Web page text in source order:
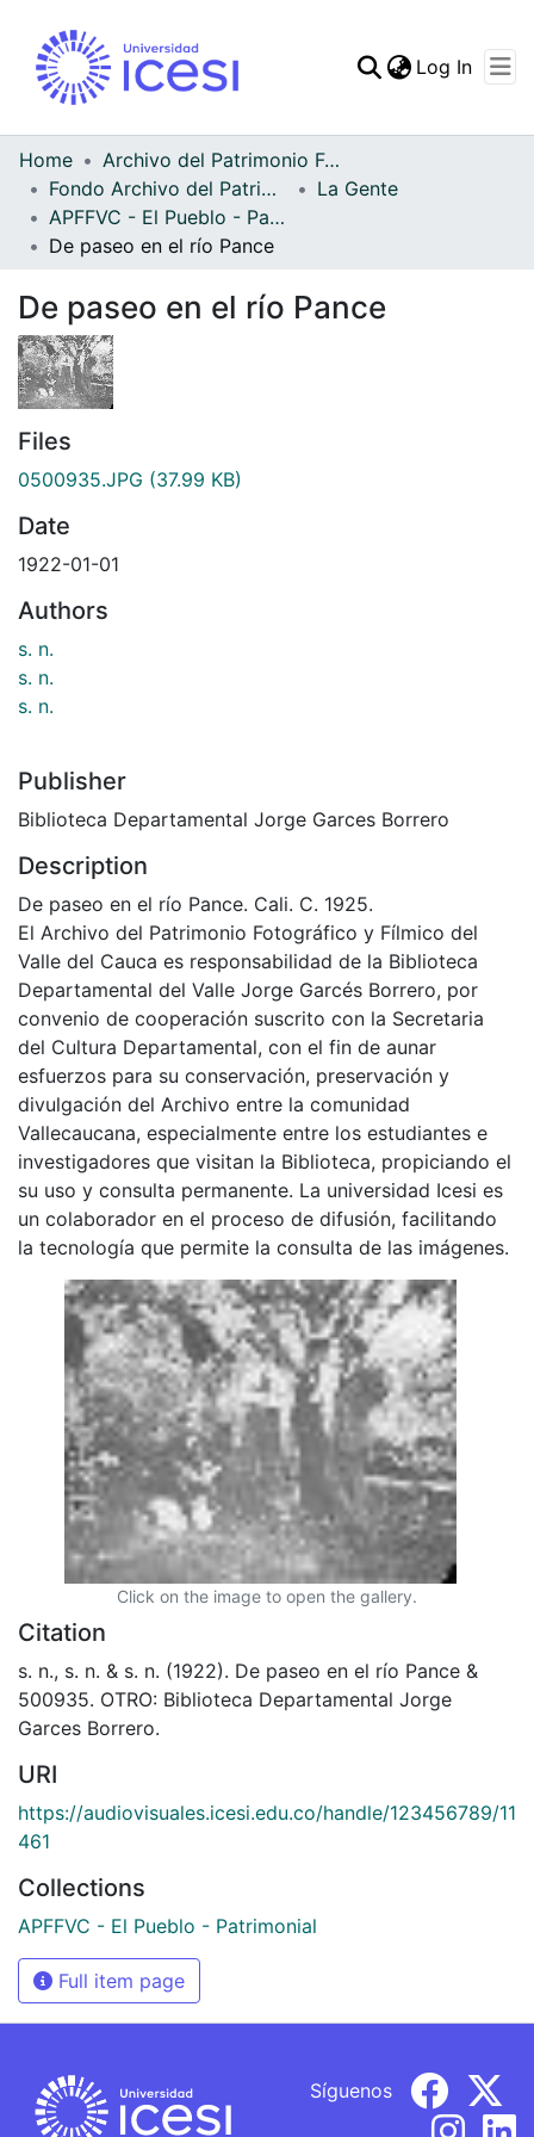
Statistics
Log In
Home
Archivo del Patrimonio Fotográfico y Fílmico del Valle del Cauca
Fondo Archivo del Patrimonio Fotográfico y Fílmico del Valle del Cauca
La Gente
APFFVC - El Pueblo - Patrimonial
De paseo en el río Pance
De paseo en el río Pance
Files
0500935.JPG (37.99 KB)
Date
1922-01-01
Authors
s. n.
s. n.
s. n.
Publisher
Biblioteca Departamental Jorge Garces Borrero
Description
De paseo en el río Pance. Cali. C. 1925.
El Archivo del Patrimonio Fotográfico y Fílmico del
Valle del Cauca es responsabilidad de la Biblioteca
Departamental del Valle Jorge Garcés Borrero, por
convenio de cooperación suscrito con la Secretaria
del Cultura Departamental, con el fin de aunar
esfuerzos para su conservación, preservación y
divulgación del Archivo entre la comunidad
Vallecaucana, especialmente entre los estudiantes e
investigadores que visitan la Biblioteca, propiciando el
su uso y consulta permanente. La universidad Icesi es
un colaborador en el proceso de difusión, facilitando
la tecnología que permite la consulta de las imágenes.
Click on the image to open the gallery.
Citation
s. n., s. n. & s. n. (1922). De paseo en el río Pance &
500935. OTRO: Biblioteca Departamental Jorge
Garces Borrero.
URI
https://audiovisuales.icesi.edu.co/handle/123456789/11
461
Collections
APFFVC - El Pueblo - Patrimonial
Full item page
Síguenos